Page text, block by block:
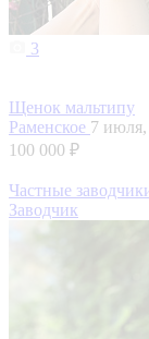
3
Щенок мальтипу
Раменское 7
100 000 ₽
Частные
Заводчик